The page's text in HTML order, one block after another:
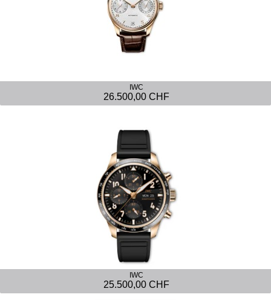
IWC
26.500,00 CHF
IWC
25.500,00 CHF